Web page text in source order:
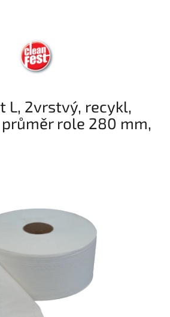
L, 2vrstvý, recykl,
role 280 mm,